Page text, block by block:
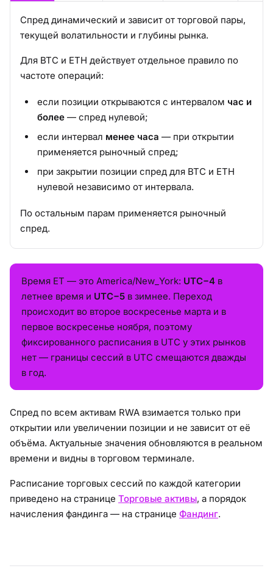
Спред динамический и зависит от торговой пары,
текущей волатильности и глубины рынка.
Для BTC и ETH действует отдельное правило по
частоте операций:
если позиции открываются с интервалом час и
более — спред нулевой;
если интервал менее часа — при открытии
применяется рыночный спред;
при закрытии позиции спред для BTC и ETH
нулевой независимо от интервала.
По остальным парам применяется рыночный
спред.
Время ET — это America/New_York: UTC−4 в
летнее время и UTC−5 в зимнее. Переход
происходит во второе воскресенье марта и в
первое воскресенье ноября, поэтому
фиксированного расписания в UTC у этих рынков
нет — границы сессий в UTC смещаются дважды
в год.
Спред по всем активам RWA взимается только при
открытии или увеличении позиции и не зависит от её
объёма. Актуальные значения обновляются в реальном
времени и видны в торговом терминале.
Расписание торговых сессий по каждой категории
приведено на странице Торговые активы, а порядок
начисления фандинга — на странице Фандинг.